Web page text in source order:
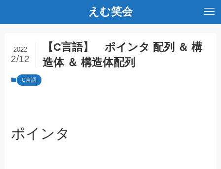
えむ笑会
【C言語】 ポインタ 配列 ＆ 構
造体 ＆ 構造体配列
2022
2/12
C言語
ポインタ